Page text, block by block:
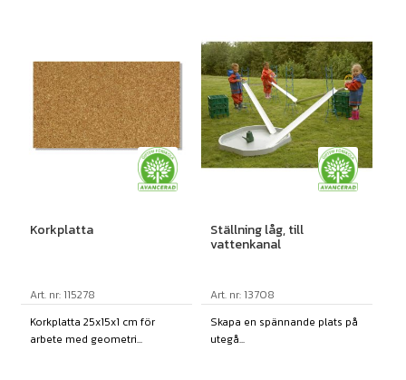
Korkplatta
Art. nr: 115278
Korkplatta 25x15x1 cm för
arbete med geometri...
Ställning låg, till
vattenkanal
Art. nr: 13708
Skapa en spännande plats på
utegå...